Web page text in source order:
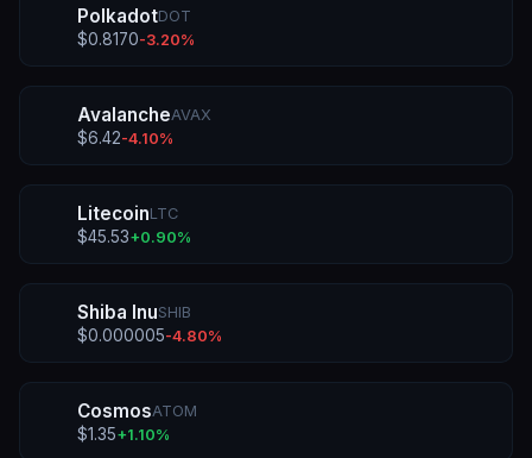
PolkadotDOT
$0.8170-3.20%
AvalancheAVAX
$6.42-4.10%
LitecoinLTC
$45.53+0.90%
Shiba InuSHIB
$0.000005-4.80%
CosmosATOM
$1.35+1.10%